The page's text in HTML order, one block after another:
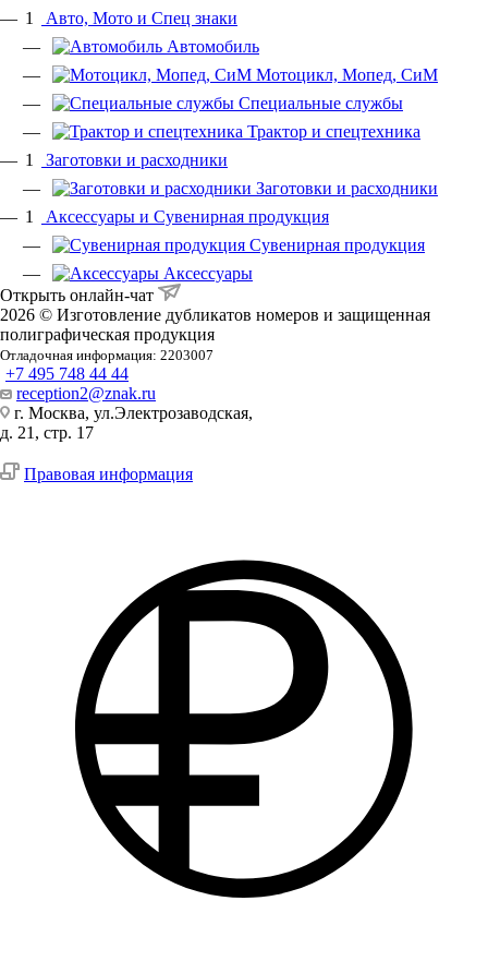
1
Авто, Мото и Спец знаки
Автомобиль
Мотоцикл, Мопед, СиМ
Специальные службы
Трактор и спецтехника
1
Заготовки и расходники
Заготовки и расходники
1
Аксессуары и Сувенирная продукция
Сувенирная продукция
Аксессуары
Открыть онлайн-чат
2026 © Изготовление дубликатов номеров и защищенная
полиграфическая продукция
Отладочная информация: 2203007
+7 495 748 44 44
reception2@znak.ru
г. Москва, ул.Электрозаводская,
д. 21, стр. 17
Правовая информация